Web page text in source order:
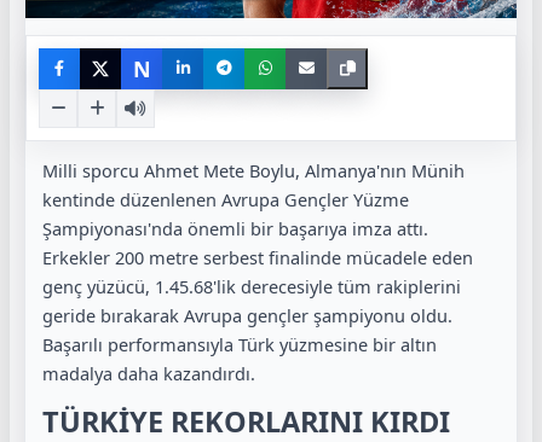
N
Milli sporcu Ahmet Mete Boylu, Almanya'nın Münih
kentinde düzenlenen Avrupa Gençler Yüzme
Şampiyonası'nda önemli bir başarıya imza attı.
Erkekler 200 metre serbest finalinde mücadele eden
genç yüzücü, 1.45.68'lik derecesiyle tüm rakiplerini
geride bırakarak Avrupa gençler şampiyonu oldu.
Başarılı performansıyla Türk yüzmesine bir altın
madalya daha kazandırdı.
TÜRKİYE REKORLARINI KIRDI